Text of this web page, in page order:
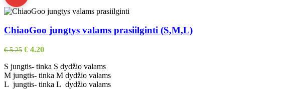
ChiaoGoo jungtys valams prasiilginti (S,M,L)
€5.25 € 4.20
S jungtis- tinka S dydžio valams
M jungtis- tinka M dydžio valams
L jungtis- tinka L dydžio valams